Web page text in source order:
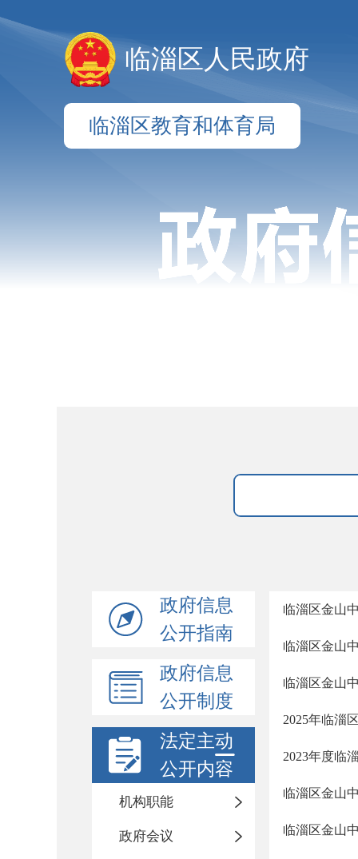
临淄区人民政府
临淄区教育和体育局
政府信息
公开指南
政府信息
公开制度
法定主动
公开内容
机构职能
政府会议
临淄区金山
临淄区金山
临淄区金山
2025年临淄
2023年度临
临淄区金山
临淄区金山